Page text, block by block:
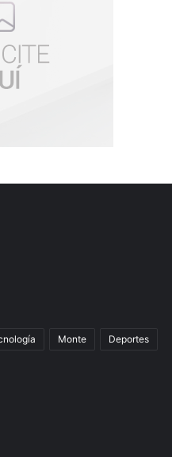
Monte Deportes